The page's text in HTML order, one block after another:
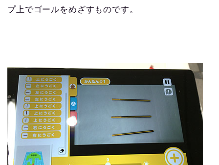
プ上でゴールをめざすものです。